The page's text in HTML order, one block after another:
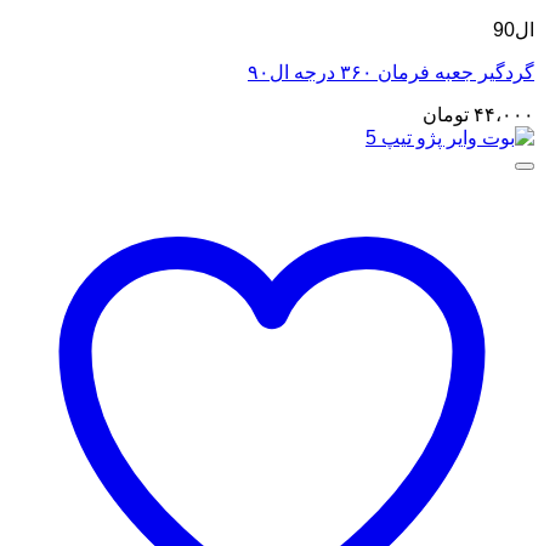
ال90
گردگیر جعبه فرمان ۳۶۰ درجه ال۹۰
۴۴،۰۰۰ تومان